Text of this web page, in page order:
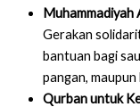
Muhammadiyah
Gerakan
bantuan bagi
pangan,
Qurban untuk